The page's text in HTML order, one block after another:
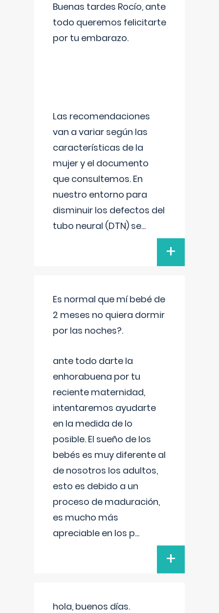
Buenas tardes Rocío, ante
todo queremos felicitarte
por tu embarazo.
Las recomendaciones
van a variar según las
características de la
mujer y el documento
que consultemos. En
nuestro entorno para
disminuir los defectos del
tubo neural (DTN) se...
+
Es normal que mí bebé de
2 meses no quiera dormir
por las noches?.
ante todo darte la
enhorabuena por tu
reciente maternidad,
intentaremos ayudarte
en la medida de lo
posible. El sueño de los
bebés es muy diferente al
de nosotros los adultos,
esto es debido a un
proceso de maduración,
es mucho más
apreciable en los p...
+
hola, buenos días.